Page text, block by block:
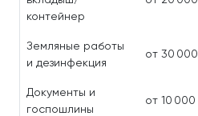
контейнер
Земляные работы
и дезинфекция
от 30 000
Документы и
госпошлины
от 10 000